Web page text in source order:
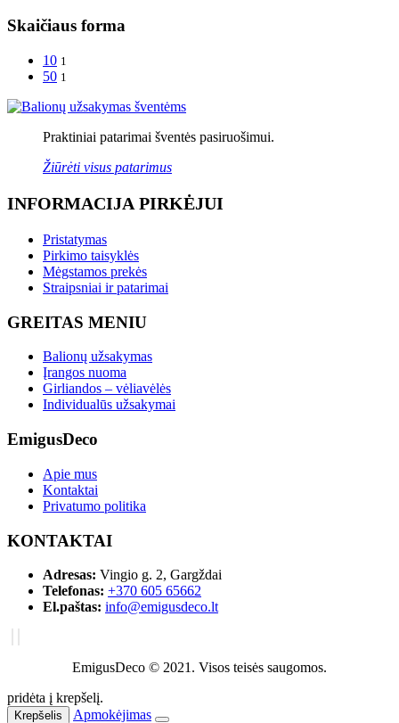
Skaičiaus forma
10 1
50 1
Praktiniai patarimai šventės pasiruošimui.
Žiūrėti visus patarimus
INFORMACIJA PIRKĖJUI
Pristatymas
Pirkimo taisyklės
Mėgstamos prekės
Straipsniai ir patarimai
GREITAS MENIU
Balionų užsakymas
Įrangos nuoma
Girliandos – vėliavėlės
Individualūs užsakymai
EmigusDeco
Apie mus
Kontaktai
Privatumo politika
KONTAKTAI
Adresas: Vingio g. 2, Gargždai
Telefonas: +370 605 65662
El.paštas: info@emigusdeco.lt
EmigusDeco © 2021. Visos teisės saugomos.
pridėta į krepšelį.
Krepšelis Apmokėjimas